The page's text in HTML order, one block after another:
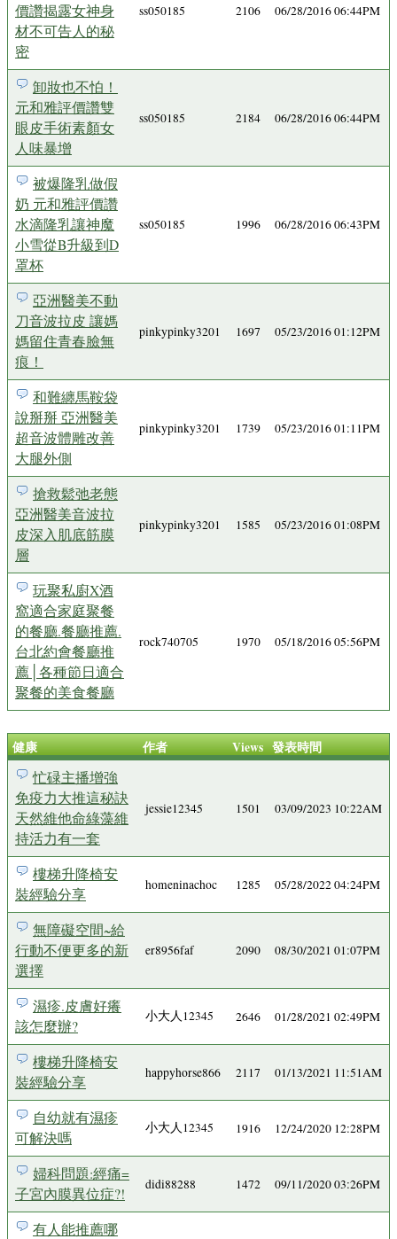
價讚揭露女神身
材不可告人的秘
密
ss050185 2106 06/28/2016 06:44PM
卸妝也不怕！
元和雅評價讚雙
眼皮手術素顏女
人味暴增
ss050185 2184 06/28/2016 06:44PM
被爆隆乳做假
奶 元和雅評價讚
水滴隆乳讓神魔
小雪從B升級到D
罩杯
ss050185 1996 06/28/2016 06:43PM
亞洲醫美不動
刀音波拉皮 讓媽
媽留住青春臉無
痕！
pinkypinky3201 1697 05/23/2016 01:12PM
和難纏馬鞍袋
說掰掰 亞洲醫美
超音波體雕改善
大腿外側
pinkypinky3201 1739 05/23/2016 01:11PM
搶救鬆弛老態
亞洲醫美音波拉
皮深入肌底筋膜
層
pinkypinky3201 1585 05/23/2016 01:08PM
玩聚私廚X酒
窩適合家庭聚餐
的餐廳.餐廳推薦.
台北約會餐廳推
薦│各種節日適合
聚餐的美食餐廳
rock740705 1970 05/18/2016 05:56PM
健康 作者 Views 發表時間
忙碌主播增強
免疫力大推這秘訣
天然維他命綠藻維
持活力有一套
jessie12345 1501 03/09/2023 10:22AM
樓梯升降椅安
裝經驗分享
homeninachoc 1285 05/28/2022 04:24PM
無障礙空間~給
行動不便更多的新
選擇
er8956faf 2090 08/30/2021 01:07PM
濕疹.皮膚好癢
該怎麼辦?
小大人12345 2646 01/28/2021 02:49PM
樓梯升降椅安
裝經驗分享
happyhorse866 2117 01/13/2021 11:51AM
自幼就有濕疹
可解決嗎
小大人12345 1916 12/24/2020 12:28PM
婦科問題:經痛=
子宮內膜異位症?!
didi88288 1472 09/11/2020 03:26PM
有人能推薦哪